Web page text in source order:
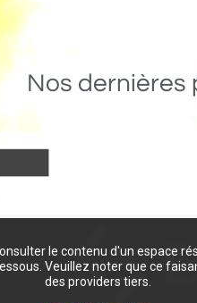
Nos dernières
le contenu d'un espace
Veuillez noter que ce
des providers tiers.